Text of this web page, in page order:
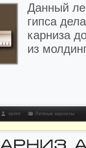
Данный л
гипса
карниза
из
sprint Лепные карнизы